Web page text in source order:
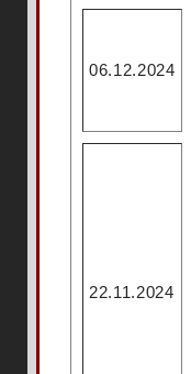
06.12.2024
22.11.2024